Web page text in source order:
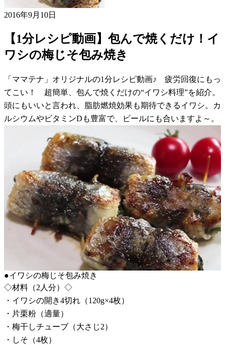
2016年9月10日
【1分レシピ動画】包んで焼くだけ！イ
ワシの梅じそ包み焼き
「ママテナ」オリジナルの1分レシピ動画♪ 疲労回復にもっ
てこい！ 超簡単、包んで焼くだけの“イワシ料理”を紹介。
頭にもいいと言われ、脂肪燃焼効果も期待できるイワシ。カ
ルシウムやビタミンDも豊富で、ビールにも合いますよ～。
●イワシの梅じそ包み焼き
◇材料（2人分）◇
・イワシの開き4切れ（120g×4枚）
・片栗粉（適量）
・梅干しチューブ（大さじ2）
・しそ（4枚）